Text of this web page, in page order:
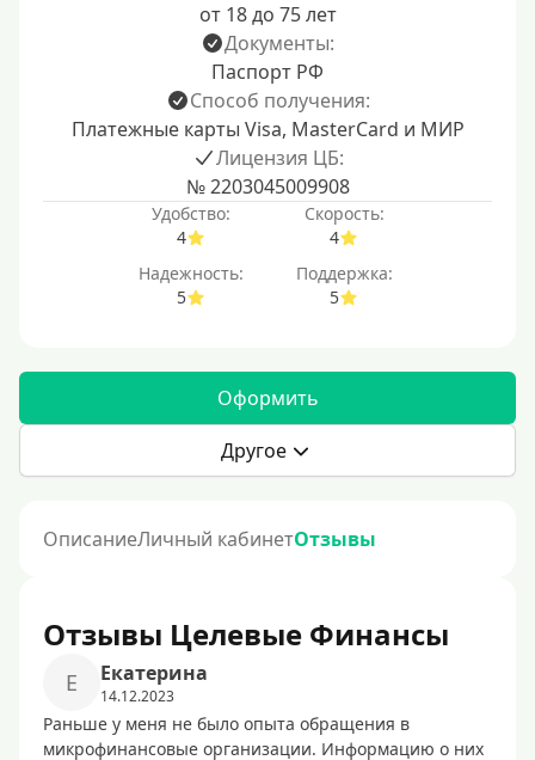
от 18 до 75 лет
Документы:
Паспорт РФ
Способ получения:
Платежные карты Visa, MasterCard и МИР
Лицензия ЦБ:
№ 2203045009908
Удобство:
4
Скорость:
4
Надежность:
5
Поддержка:
5
Оформить
Другое
ОписаниеЛичный кабинетОтзывы
Отзывы Целевые Финансы
Е Екатерина
14.12.2023
Раньше у меня не было опыта обращения в
микрофинансовые организации. Информацию о них